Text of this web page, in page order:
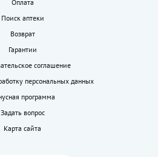
Оплата
Поиск аптеки
Возврат
Гарантии
соглашение
персональных данных
программа
Задать вопрос
Карта сайта